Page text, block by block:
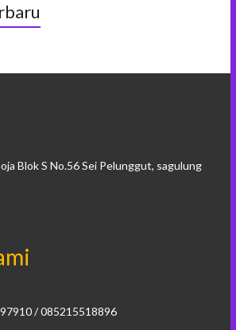
Blok S No.56 Sei Pelunggut, sagulung
/ 085215518896